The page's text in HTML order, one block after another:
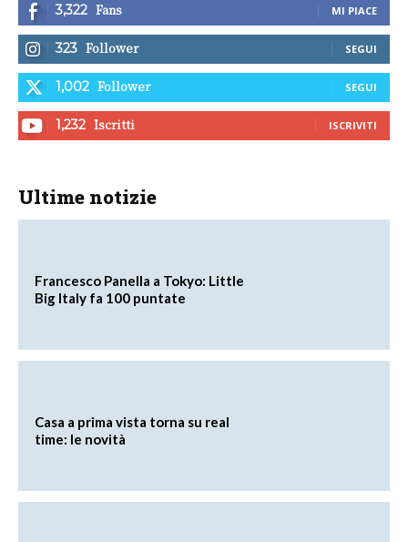
3,322 Fans MI PIACE
323 Follower SEGUI
1,002 Follower SEGUI
1,232 Iscritti ISCRIVITI
Ultime notizie
Francesco Panella a Tokyo: Little
Big Italy fa 100 puntate
Casa a prima vista torna su real
time: le novità